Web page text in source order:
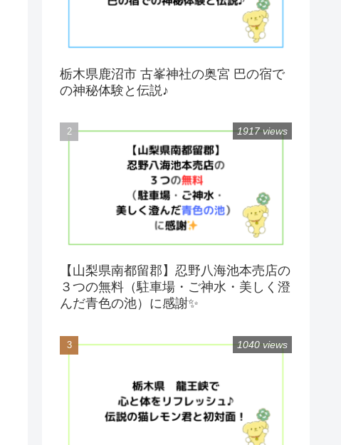
栃木県鹿沼市 古峯神社の奥宮 巴の宿で
の神秘体験と伝説♪
【山梨県南都留郡】忍野八海池本売店の
３つの無料（駐車場・ご神水・美しく澄
んだ青色の池）に感謝✨
1917 views
1040 views